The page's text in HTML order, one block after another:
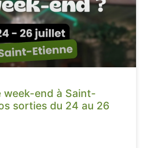
week-end à Saint-
sorties du 24 au 26